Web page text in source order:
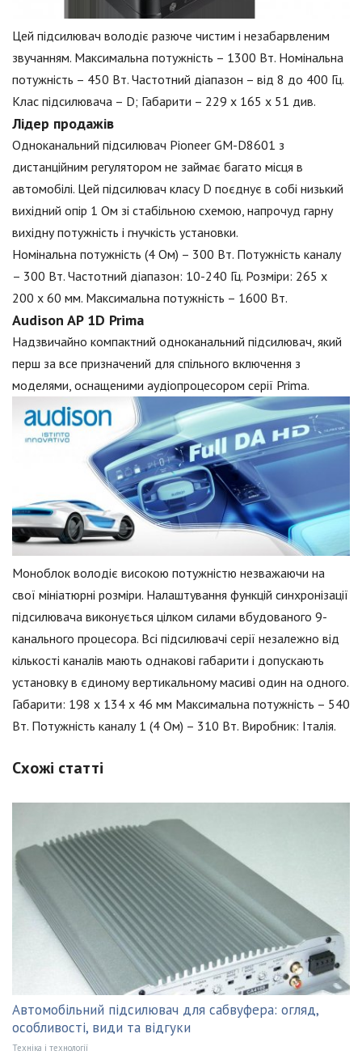
Цей підсилювач володіє разюче чистим і незабарвленим
звучанням. Максимальна потужність – 1300 Вт. Номінальна
потужність – 450 Вт. Частотний діапазон – від 8 до 400 Гц.
Клас підсилювача – D; Габарити – 229 х 165 х 51 див.
Лідер продажів
Одноканальний підсилювач Pioneer GM-D8601 з
дистанційним регулятором не займає багато місця в
автомобілі. Цей підсилювач класу D поєднує в собі низький
вихідний опір 1 Ом зі стабільною схемою, напрочуд гарну
вихідну потужність і гнучкість установки.
Номінальна потужність (4 Ом) – 300 Вт. Потужність каналу
– 300 Вт. Частотний діапазон: 10-240 Гц. Розміри: 265 х
200 х 60 мм. Максимальна потужність – 1600 Вт.
Audison AP 1D Prima
Надзвичайно компактний одноканальний підсилювач, який
перш за все призначений для спільного включення з
моделями, оснащеними аудіопроцесором серії Prima.
Моноблок володіє високою потужністю незважаючи на
свої мініатюрні розміри. Налаштування функцій синхронізації
підсилювача виконується цілком силами вбудованого 9-
канального процесора. Всі підсилювачі серії незалежно від
кількості каналів мають однакові габарити і допускають
установку в єдиному вертикальному масиві один на одного.
Габарити: 198 х 134 х 46 мм Максимальна потужність – 540
Вт. Потужність каналу 1 (4 Ом) – 310 Вт. Виробник: Італія.
Схожі статті
Автомобільний підсилювач для сабвуфера: огляд,
особливості, види та відгуки
Техніка і технології